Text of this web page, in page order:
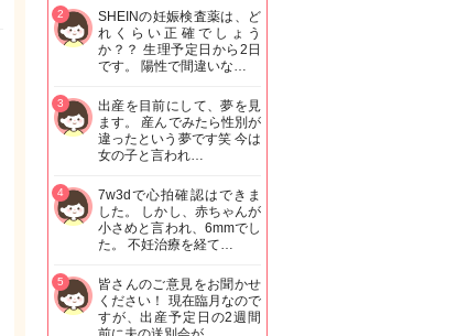
SHEINの妊娠検査薬は、ど
れくらい正確でしょう
か？？ 生理予定日から2日
です。 陽性で間違いな…
2
出産を目前にして、夢を見
ます。 産んでみたら性別が
違ったという夢です笑 今は
女の子と言われ…
3
7w3dで心拍確認はできま
した。 しかし、赤ちゃんが
小さめと言われ、6mmでし
た。 不妊治療を経て…
4
皆さんのご意見をお聞かせ
ください！ 現在臨月なので
すが、出産予定日の2週間
5